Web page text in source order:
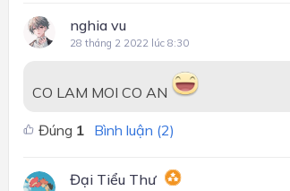
nghia vu
28 tháng 2 2022 lúc 8:30
CO LAM MOI CO AN
Đúng 1 Bình luận (2)
Đại Tiểu Thư